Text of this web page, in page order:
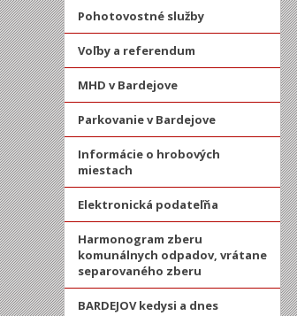
Pohotovostné služby
Voľby a referendum
MHD v Bardejove
Parkovanie v Bardejove
Informácie o hrobových
miestach
Elektronická podateľňa
Harmonogram zberu
komunálnych odpadov, vrátane
separovaného zberu
BARDEJOV kedysi a dnes